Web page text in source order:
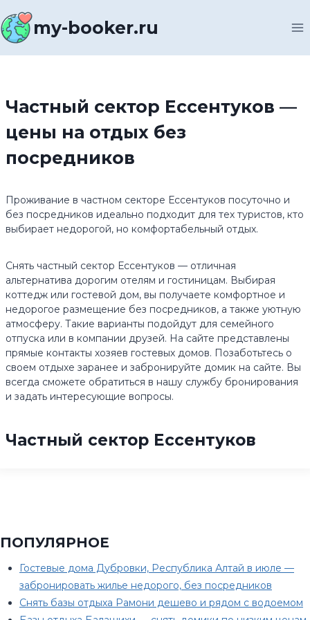
к
содержимомуmy-booker.ru
Частный сектор Ессентуков —
цены на отдых без
посредников
Проживание в частном секторе Ессентуков посуточно и
без посредников идеально подходит для тех туристов, кто
выбирает недорогой, но комфортабельный отдых.
Снять частный сектор Ессентуков — отличная
альтернатива дорогим отелям и гостиницам. Выбирая
коттедж или гостевой дом, вы получаете комфортное и
недорогое размещение без посредников, а также уютную
атмосферу. Такие варианты подойдут для семейного
отпуска или в компании друзей. На сайте представлены
прямые контакты хозяев гостевых домов. Позаботьтесь о
своем отдыхе заранее и забронируйте домик на сайте. Вы
всегда сможете обратиться в нашу службу бронирования
и задать интересующие вопросы.
Частный сектор Ессентуков
ПОПУЛЯРНОЕ
Гостевые дома Дубровки, Республика Алтай в июле —
забронировать жилье недорого, без посредников
Снять базы отдыха Рамони дешево и рядом с водоемом